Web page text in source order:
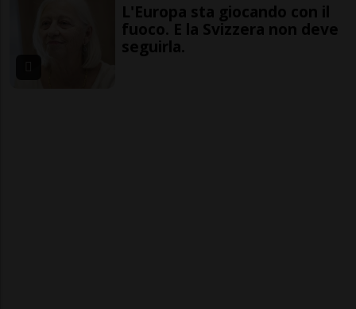
L'Europa sta giocando con il
fuoco. E la Svizzera non deve
seguirla.